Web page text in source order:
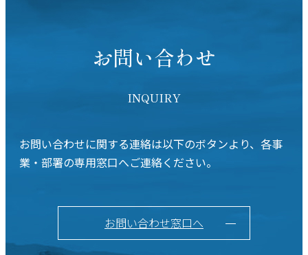
お問い合わせ
INQUIRY
お問い合わせに関する連絡は以下のボタンより、各事
業・部署の専用窓口へご連絡ください。
お問い合わせ窓口へ